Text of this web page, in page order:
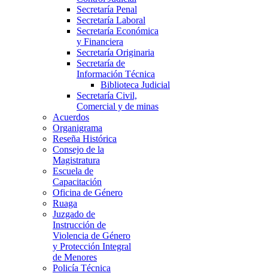
Secretaría Penal
Secretaría Laboral
Secretaría Económica
y Financiera
Secretaría Originaria
Secretaría de
Información Técnica
Biblioteca Judicial
Secretaría Civil,
Comercial y de minas
Acuerdos
Organigrama
Reseña Histórica
Consejo de la
Magistratura
Escuela de
Capacitación
Oficina de Género
Ruaga
Juzgado de
Instrucción de
Violencia de Género
y Protección Integral
de Menores
Policía Técnica